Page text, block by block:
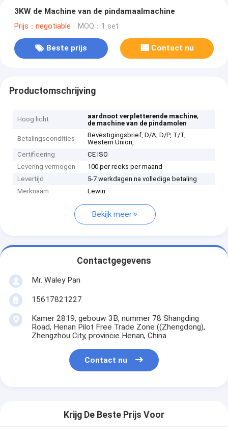
3KW de Machine van de pindamaalmachine
Prijs：negotiable MOQ：1 set
Beste prijs Contact nu
Productomschrijving
Hoog licht aardnoot verpletterende machine,
de machine van de pindamolen
Betalingscondities
Bevestigingsbrief, D/A, D/P, T/T,
Western Union,
Certificering
CE ISO
Levering vermogen
100 per reeks per maand
Levertijd
5-7 werkdagen na volledige betaling
Merknaam
Lewin
Bekijk meer
Contactgegevens
Mr. Waley Pan
15617821227
Kamer 2819, gebouw 3B, nummer 78 Shangding
Road, Henan Pilot Free Trade Zone ((Zhengdong),
Zhengzhou City, provincie Henan, China
Contact nu
Krijg De Beste Prijs Voor